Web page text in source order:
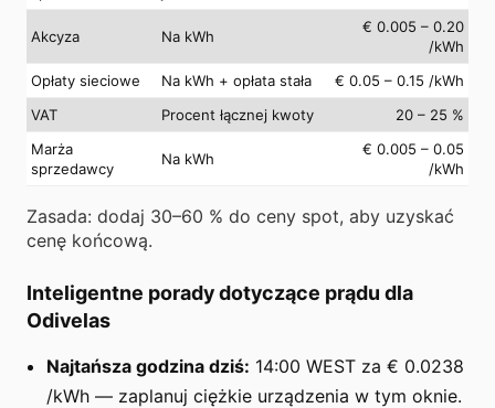
Akcyza Na kWh
€ 0.005 – 0.20
/kWh
Opłaty sieciowe
Na kWh + opłata stała
€ 0.05 – 0.15 /kWh
VAT
Procent łącznej kwoty
20 – 25 %
Marża
sprzedawcy
Na kWh
€ 0.005 – 0.05
/kWh
Zasada: dodaj 30–60 % do ceny spot, aby uzyskać
cenę końcową.
Inteligentne porady dotyczące prądu dla
Odivelas
Najtańsza godzina dziś: 14:00 WEST za € 0.0238
/kWh — zaplanuj ciężkie urządzenia w tym oknie.